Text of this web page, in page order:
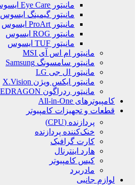
مانیتور Eye Care ایسوس
مانیتور گیمینگ ایسوس
مانیتور ProArt ایسوس
مانیتور ROG ایسوس
مانیتور TUF ایسوس
مانیتور ام اس آی MSI
مانیتور سامسونگ Samsung
مانیتور ال جی LG
مانیتور ایکس ویژن X.Vision
مانیتور ردراگون REDRAGON
کامپیوترهای All-in-One
قطعات و تجهیزات کامپیوتر
پردازنده (CPU)
خنک‌کننده پردازنده
کارت گرافیک
هارد اینترنال
کیس کامپیوتر
مادربرد
لوازم جانبی